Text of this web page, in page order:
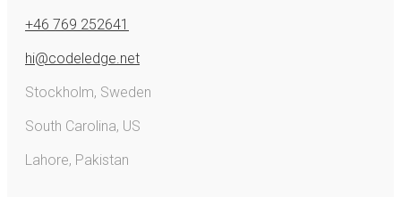
+46 769 252641
hi@codeledge.net
Stockholm, Sweden
South Carolina, US
Lahore, Pakistan